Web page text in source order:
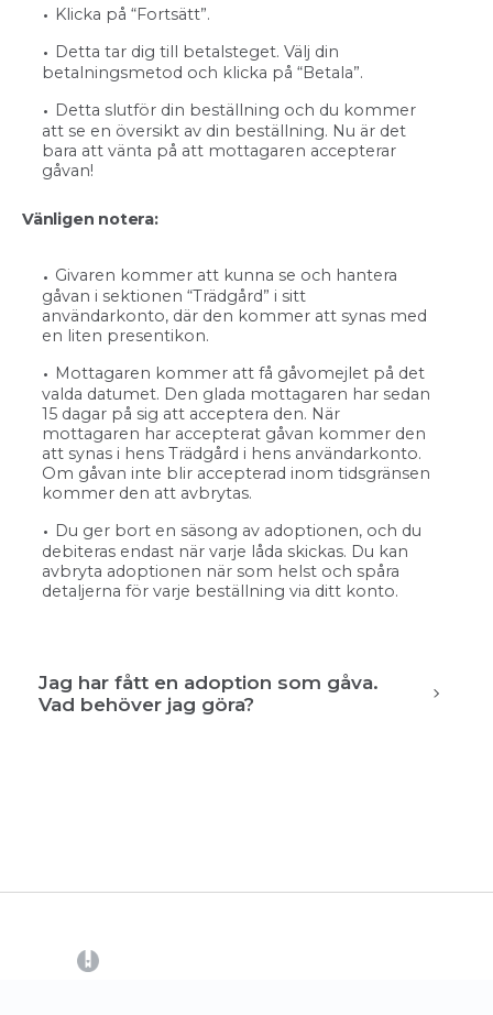
Klicka på “Fortsätt”.
Detta tar dig till betalsteget. Välj din
betalningsmetod och klicka på “Betala”.
Detta slutför din beställning och du kommer
att se en översikt av din beställning. Nu är det
bara att vänta på att mottagaren accepterar
gåvan!
Vänligen notera:
Givaren kommer att kunna se och hantera
gåvan i sektionen “Trädgård” i sitt
användarkonto, där den kommer att synas med
en liten presentikon.
Mottagaren kommer att få gåvomejlet på det
valda datumet. Den glada mottagaren har sedan
15 dagar på sig att acceptera den. När
mottagaren har accepterat gåvan kommer den
att synas i hens Trädgård i hens användarkonto.
Om gåvan inte blir accepterad inom tidsgränsen
kommer den att avbrytas.
Du ger bort en säsong av adoptionen, och du
debiteras endast när varje låda skickas. Du kan
avbryta adoptionen när som helst och spåra
detaljerna för varje beställning via ditt konto.
Jag har fått en adoption som gåva.
Vad behöver jag göra?